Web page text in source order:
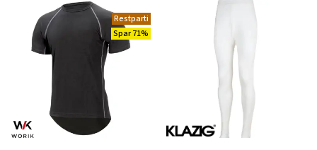
Restparti
Spar 71%